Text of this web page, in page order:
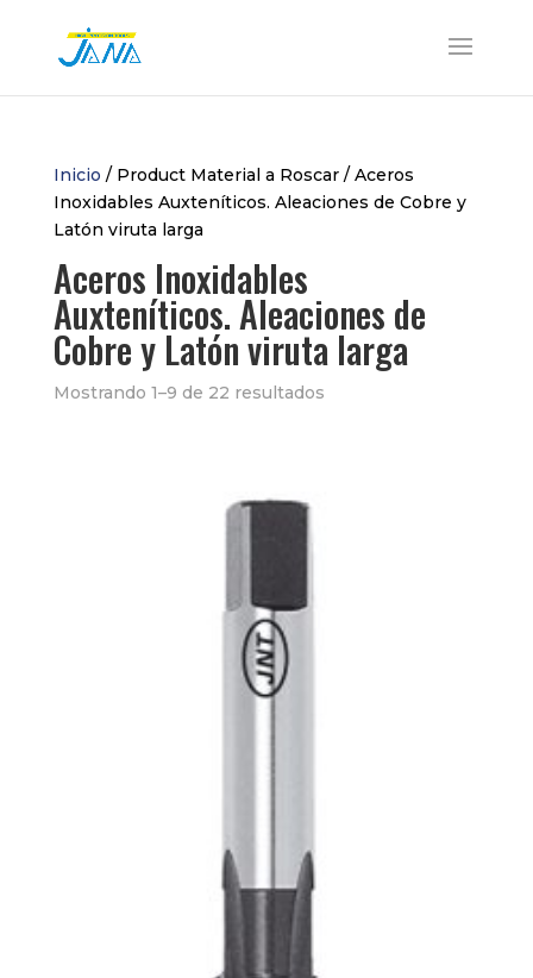
Inicio / Product Material a Roscar / Aceros
Inoxidables Auxteníticos. Aleaciones de Cobre y
Latón viruta larga
Aceros Inoxidables
Auxteníticos. Aleaciones de
Cobre y Latón viruta larga
Mostrando 1–9 de 22 resultados